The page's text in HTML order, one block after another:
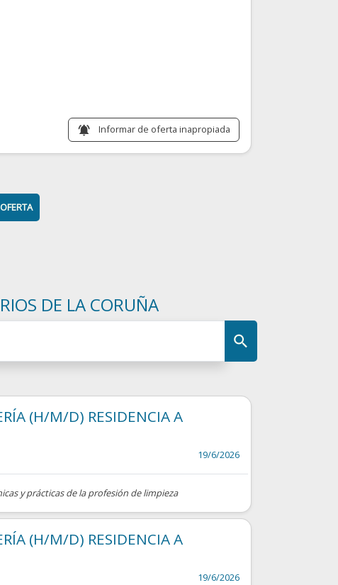
notifications_active Informar de oferta inapropiada
DE LA CORUÑA
(H/M/D) RESIDENCIA A
19/6/2026
y prácticas de la profesión de limpieza
(H/M/D) RESIDENCIA A
19/6/2026